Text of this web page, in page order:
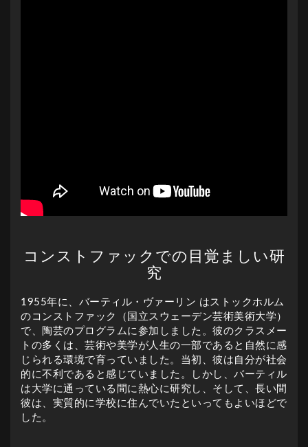
コンストファックでの目覚ましい研
究
1955年に、バーティル・ヴァーリン はストックホルム
のコンストファック（国立スウェーデン芸術美術大学）
で、陶芸のプログラムに参加しました。彼のクラスメー
トの多くは、芸術や美学が人生の一部であると自然に感
じられる環境で育っていました。当初、彼は自分が社会
的に不利であると感じていました。しかし、バーティル
は大学に通っている間に熱心に研究し、そして、長い間
彼は、実質的に学校に住んでいたといってもよいほどで
した。